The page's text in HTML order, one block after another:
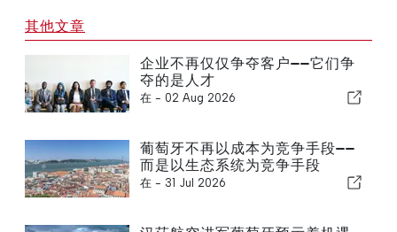
其他文章
企业不再仅仅争夺客户——它们争
夺的是人才
在 - 02 Aug 2026
葡萄牙不再以成本为竞争手段——
而是以生态系统为竞争手段
在 - 31 Jul 2026